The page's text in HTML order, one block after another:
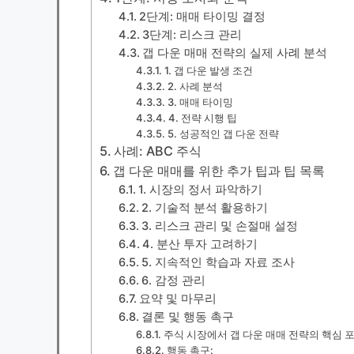
2단계: 매매 타이밍 결정
3단계: 리스크 관리
갭 다운 매매 전략의 실제 사례 분석
1. 갭 다운 발생 조건
2. 사례 분석
3. 매매 타이밍
4. 전략 시행 팁
5. 성공적인 갭 다운 전략
사례: ABC 주식
갭 다운 매매를 위한 추가 팁과 팁 목록
1. 시장의 정서 파악하기
2. 기술적 분석 활용하기
3. 리스크 관리 및 손절매 설정
4. 분산 투자 고려하기
5. 지속적인 학습과 자료 조사
6. 감정 관리
요약 및 마무리
결론 및 행동 촉구
주식 시장에서 갭 다운 매매 전략의 핵심
행동 촉구: